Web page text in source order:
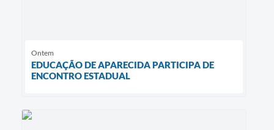
Ontem
EDUCAÇÃO DE APARECIDA PARTICIPA DE
ENCONTRO ESTADUAL